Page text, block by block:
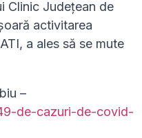
Clinic Judeţean de
activitarea
a ales să se mute
–
de-cazuri-de-covid-